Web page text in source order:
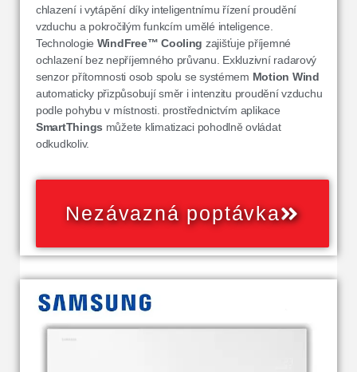
chlazení i vytápění díky inteligentnímu řízení proudění
vzduchu a pokročilým funkcím umělé inteligence.
Technologie WindFree™ Cooling zajišťuje příjemné
ochlazení bez nepříjemného průvanu. Exkluzivní radarový
senzor přítomnosti osob spolu se systémem Motion Wind
automaticky přizpůsobují směr i intenzitu proudění vzduchu
podle pohybu v místnosti. prostřednictvím aplikace
SmartThings můžete klimatizaci pohodlně ovládat
odkudkoliv.
Nezávazná poptávka